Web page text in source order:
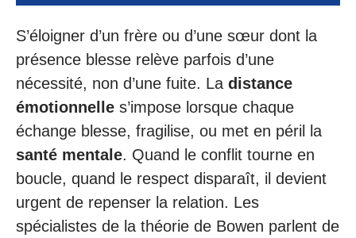
S’éloigner d’un frère ou d’une sœur dont la
présence blesse relève parfois d’une
nécessité, non d’une fuite. La distance
émotionnelle s’impose lorsque chaque
échange blesse, fragilise, ou met en péril la
santé mentale. Quand le conflit tourne en
boucle, quand le respect disparaît, il devient
urgent de repenser la relation. Les
spécialistes de la théorie de Bowen parlent de